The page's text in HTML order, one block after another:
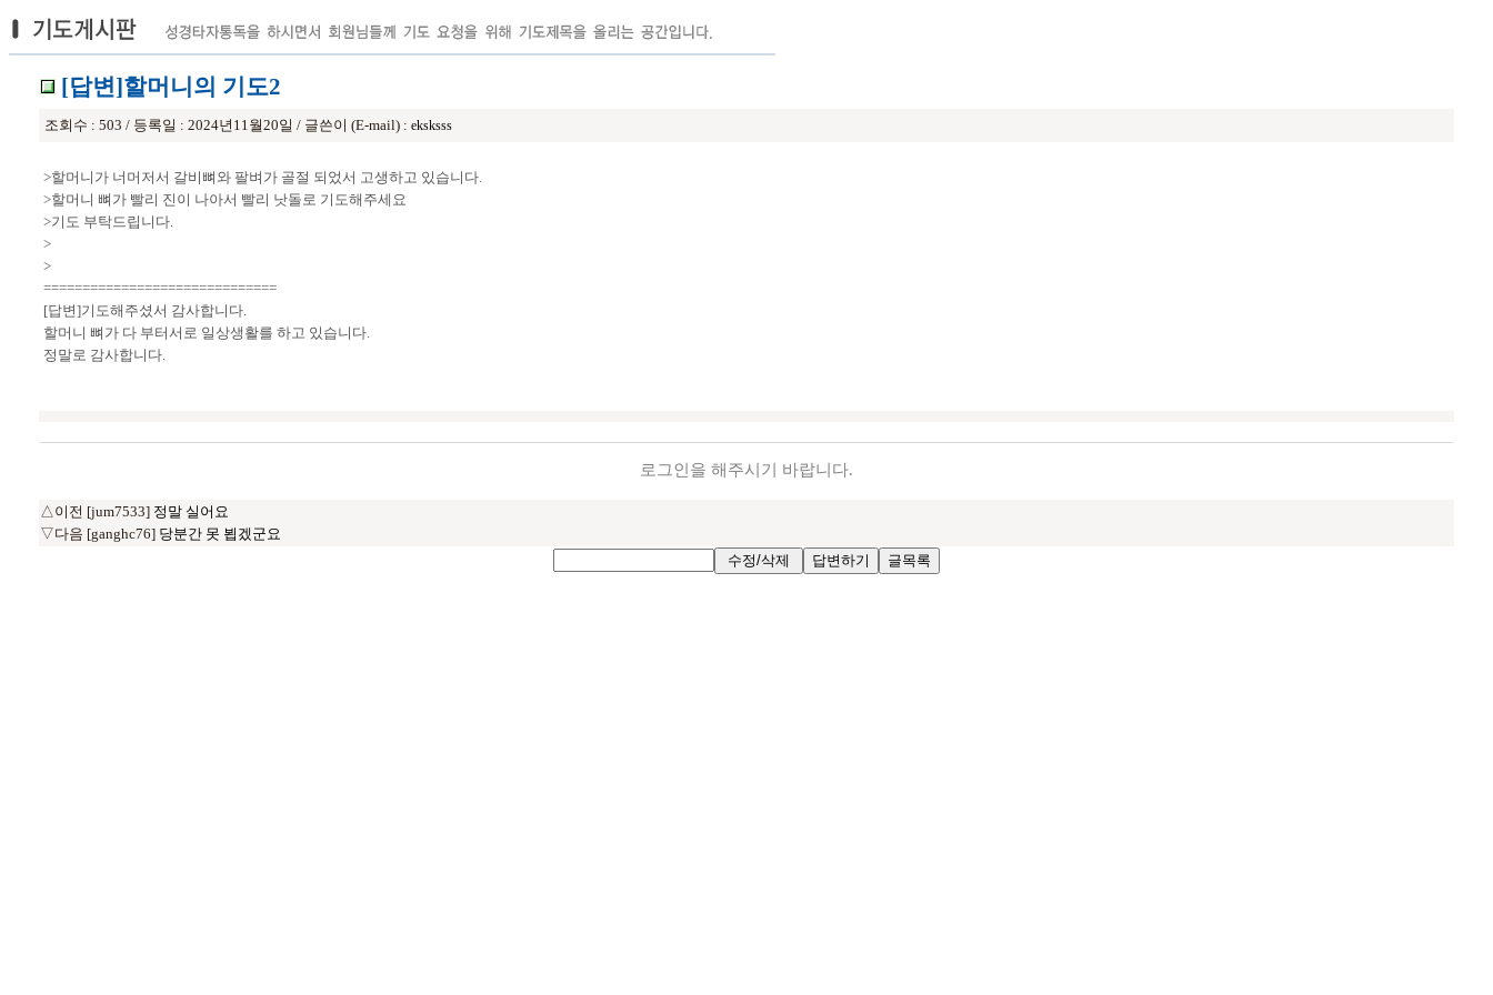
[답변]할머니의 기도2
조회수 : 503 / 등록일 : 2024년11월20일 / 글쓴이 (E-mail) : eksksss
>할머니가 너머저서 갈비뼈와 팔벼가 골절 되었서 고생하고 있습니다.
>할머니 뼈가 빨리 진이 나아서 빨리 낫돌로 기도해주세요
>기도 부탁드립니다.
>
>
==============================
[답변]기도해주셨서 감사합니다.
할머니 뼈가 다 부터서로 일상생활를 하고 있습니다.
정말로 감사합니다.
로그인을 해주시기 바랍니다.
△이전 [jum7533] 정말 실어요
▽다음 [ganghc76] 당분간 못 뵙겠군요